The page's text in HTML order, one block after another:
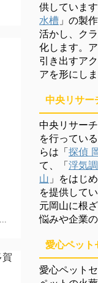
供していま
水槽 」の製
活かし、ク
化します。
引き出すア
アを形にしま
中央リサー
中央リサー
を行ってい
らは「探偵
て、「浮気
山 」をはじ
を提供して
元岡山に根
悩みや企業
愛心ペット
愛心ペット